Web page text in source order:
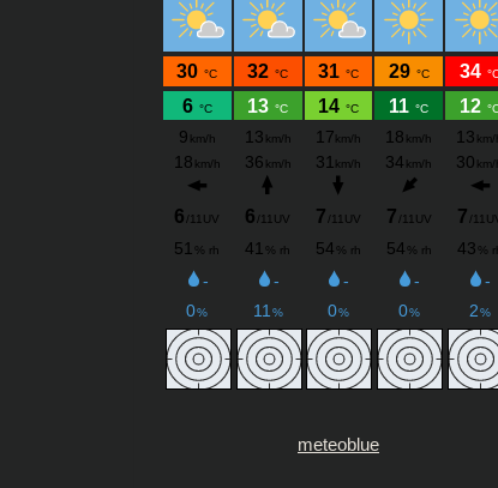
meteoblue